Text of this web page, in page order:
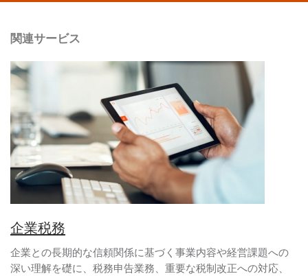
関連サービス
企業税務
企業との長期的な信頼関係に基づく事業内容や経営課題への
深い理解を礎に、税務申告業務、重要な税制改正への対応、